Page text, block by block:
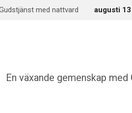
med nattvard augusti 13
En växande gemenskap med